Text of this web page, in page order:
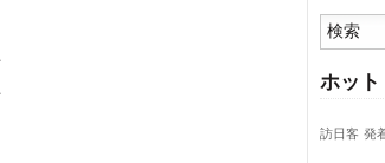
ホッ
訪日客 発